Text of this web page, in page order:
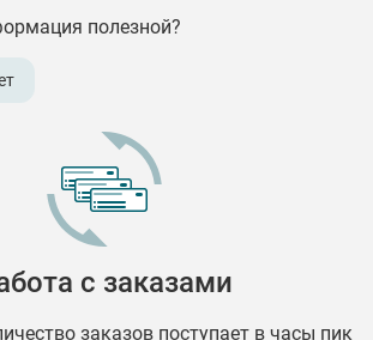
полезной?
с заказами
заказов поступает в часы пик